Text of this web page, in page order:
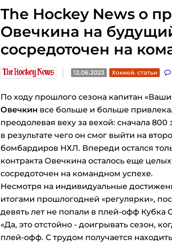
The Hockey News о
Овечкина на
сосредоточен на
12.06.2023 Хоккей. статьи
По ходу прошлого сезона капитан
Овечкин все больше и больше
преодолевая веху за вехой: сначала
в результате чего он смог выйти на
бомбардиров НХЛ. Впереди остался
контракта Овечкина осталось еще
сосредоточен на командном успехе.
Несмотря на индивидуальные
итогами прошлогодней «регулярки»,
девять лет не попали в плей-офф Кубка
«Да, это отстойно - доигрывать сезон,
плей-офф. С трудом получается